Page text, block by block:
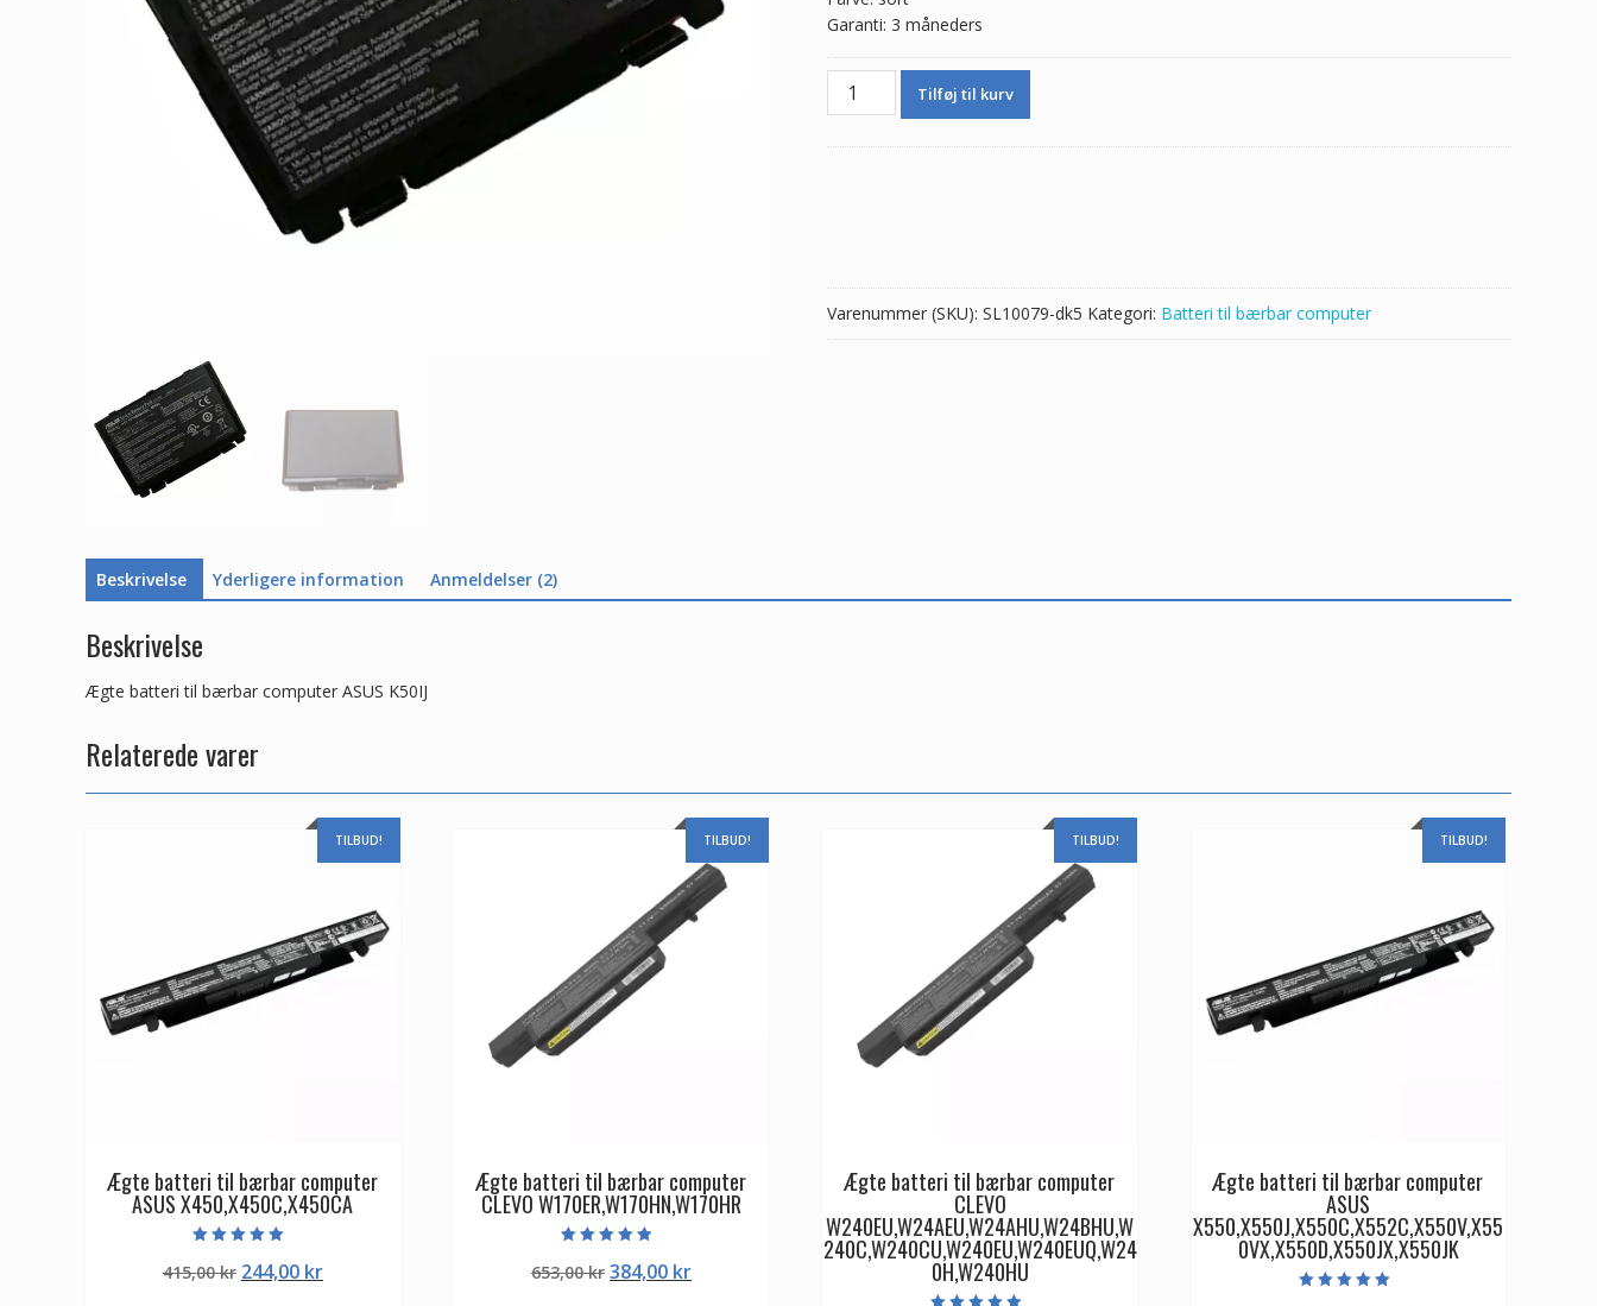
Garanti: 3 måneders
Ægte
batteri
Tilføj til kurv
Varenummer (SKU): SL10079-dk5 Kategori: Batteri til bærbar computer
Beskrivelse Yderligere information Anmeldelser (2)
Beskrivelse
Ægte batteri til bærbar computer ASUS K50IJ
Relaterede varer
TILBUD!
Ægte batteri til bærbar computer
ASUS X450,X450C,X450CA
5.00
ud af 5
415,00kr Den
244,00 krDen
TILBUD!
Ægte batteri til bærbar computer
CLEVO W170ER,W170HN,W170HR
4.50
ud af 5
653,00kr Den
384,00 krDen
TILBUD!
Ægte batteri til bærbar computer
CLEVO
W240EU,W24AEU,W24AHU,W24BHU,W
240C,W240CU,W240EU,W240EUQ,W24
0H,W240HU
TILBUD!
Ægte batteri til bærbar computer
ASUS
X550,X550J,X550C,X552C,X550V,X55
0VX,X550D,X550JX,X550JK